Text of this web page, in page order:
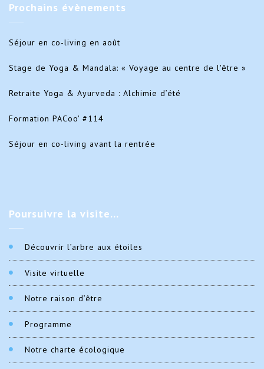
Prochains évènements
Séjour en co-living en août
Stage de Yoga & Mandala: « Voyage au centre de l'être »
Retraite Yoga & Ayurveda : Alchimie d’été
Formation PACoo' #114
Séjour en co-living avant la rentrée
Poursuivre la visite…
Découvrir l’arbre aux étoiles
Visite virtuelle
Notre raison d’être
Programme
Notre charte écologique